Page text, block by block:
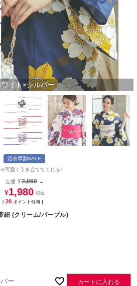
ワイト×シルバー
浴衣早割SALE
&可愛く引き立ててくれる♪
定価 ¥2,860 →
¥1,980
[ 20 ポイント付与 ]
紐 (クリーム/パープル)
ー カートに入れる